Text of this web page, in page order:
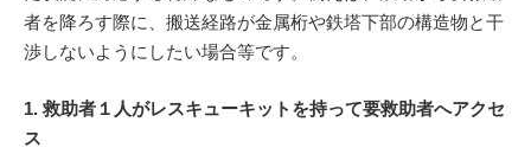
者を降ろす際に、搬送経路が金属桁や鉄塔下部の構造物と干
渉しないようにしたい場合等です。
1. 救助者１人がレスキューキットを持って要救助者へアクセ
ス